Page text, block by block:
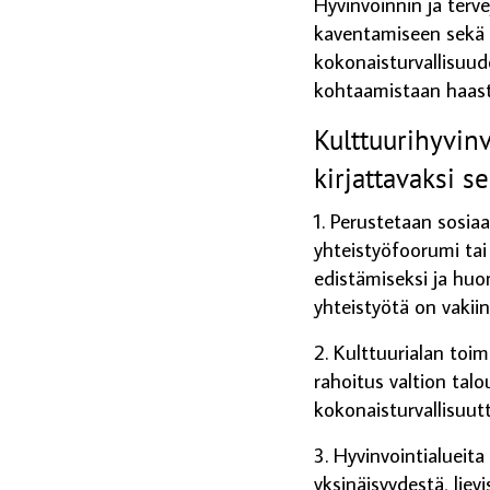
kaventamiseen
kohtaamistaan
kirjattavaksi
1. Perustetaan
yhteistyöfoorumi
edistämiseksi ja
yhteistyötä on
2. Kulttuurialan
rahoitus valtion
3.
yksinäisyydestä,